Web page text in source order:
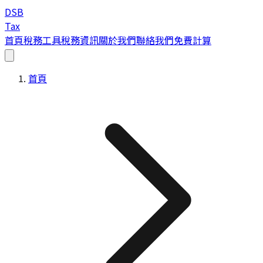
DSB
Tax
首頁稅務工具稅務資訊關於我們聯絡我們免費計算
首頁